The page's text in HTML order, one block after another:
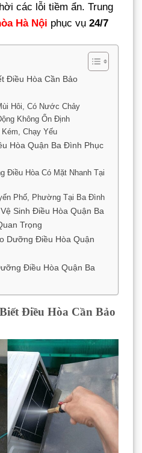
các lỗi tiềm ẩn. Trung
Hà Nội phục vụ 24/7
Điều Hòa Cần Bảo
Hôi, Có Nước Chảy
Không Ổn Định
Chạy Yếu
Hòa Quận Ba Đình Phục
Điều Hòa Có Mặt Nhanh Tại
Phố, Phường Tại Ba Đình
Sinh Điều Hòa Quận Ba
Trọng
Dưỡng Điều Hòa Quận
Điều Hòa Quận Ba
Điều Hòa Cần Bảo